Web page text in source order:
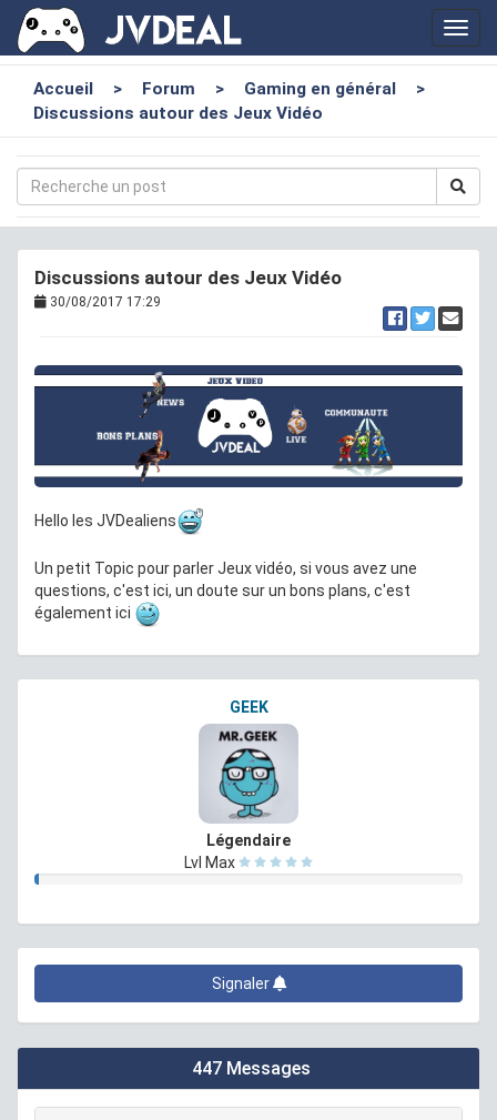
Accueil > Forum > Gaming en général
>
Discussions autour des Jeux Vidéo
Discussions autour des Jeux Vidéo
30/08/2017 17:29
Hello les JVDealiens
Un petit Topic pour parler Jeux vidéo, si vous avez une
questions, c'est ici, un doute sur un bons plans, c'est
également ici
GEEK
Légendaire
Lvl Max
Signaler
447 Messages